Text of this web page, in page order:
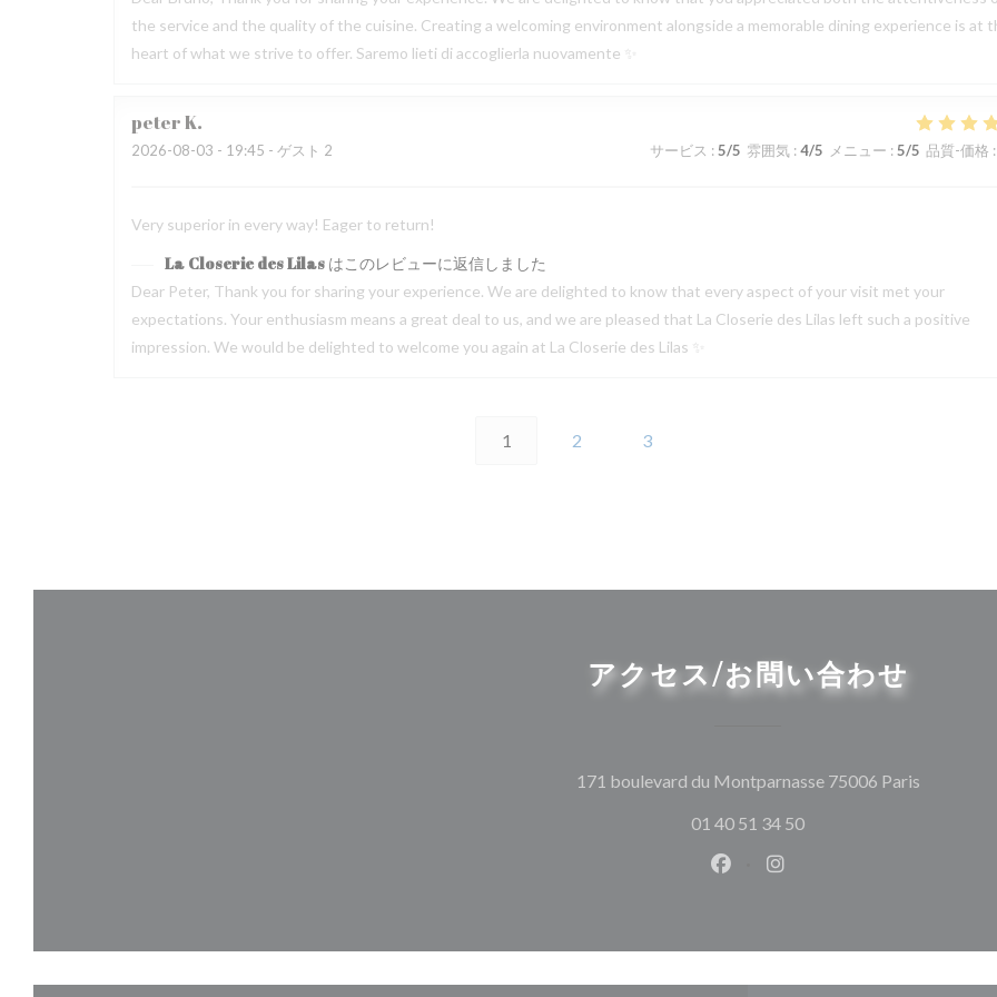
the service and the quality of the cuisine. Creating a welcoming environment alongside a memorable dining experience is at
heart of what we strive to offer. Saremo lieti di accoglierla nuovamente ✨
peterK
2026-08-03 - 19:45 - ゲスト 2 サービス : 5/5 雰囲気: 4/5 メニュー : 5/5 品質-価格 :
Very superior in every way! Eager to return!
La Closerie des Lilas はこのレビューに返信しました
Dear Peter, Thank you for sharing your experience. We are delighted to know that every aspect of your visit met your
expectations. Your enthusiasm means a great deal to us, and we are pleased that La Closerie des Lilas left such a positive
impression. We would be delighted to welcome you again at La Closerie des Lilas ✨
1 2 3
アクセス/お問い合わせ
171 boulevard du Montparnasse 75006 Paris((新しい
01 40 51 34 50
Facebook ((新しいウィンドウ
Instagram ((新しいウィ